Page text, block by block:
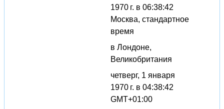
1970 г. в 06:38:42
Москва, стандартное
время
в Лондоне,
Великобритания
четверг, 1 января
1970 г. в 04:38:42
GMT+01:00